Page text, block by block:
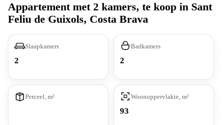
Appartement met 2 kamers, te koop in Sant
Feliu de Guixols, Costa Brava
Slaapkamers
2
Badkamers
2
Perceel, m² Woonoppervlakte, m²
93